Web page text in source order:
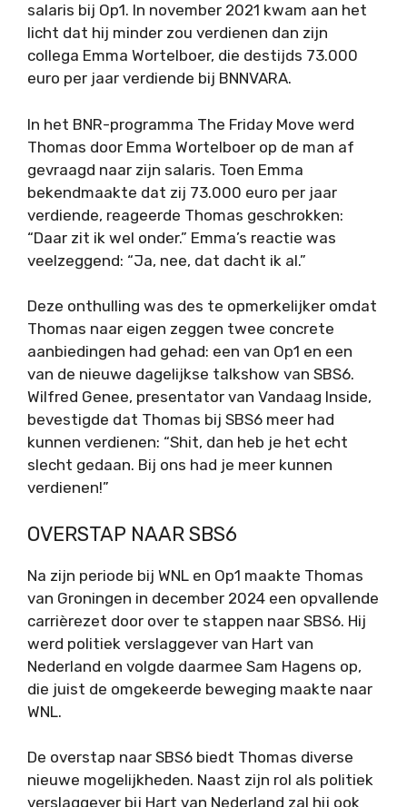
salaris bij Op1. In november 2021 kwam aan het
licht dat hij minder zou verdienen dan zijn
collega Emma Wortelboer, die destijds 73.000
euro per jaar verdiende bij BNNVARA.
In het BNR-programma The Friday Move werd
Thomas door Emma Wortelboer op de man af
gevraagd naar zijn salaris. Toen Emma
bekendmaakte dat zij 73.000 euro per jaar
verdiende, reageerde Thomas geschrokken:
“Daar zit ik wel onder.” Emma’s reactie was
veelzeggend: “Ja, nee, dat dacht ik al.”
Deze onthulling was des te opmerkelijker omdat
Thomas naar eigen zeggen twee concrete
aanbiedingen had gehad: een van Op1 en een
van de nieuwe dagelijkse talkshow van SBS6.
Wilfred Genee, presentator van Vandaag Inside,
bevestigde dat Thomas bij SBS6 meer had
kunnen verdienen: “Shit, dan heb je het echt
slecht gedaan. Bij ons had je meer kunnen
verdienen!”
OVERSTAP NAAR SBS6
Na zijn periode bij WNL en Op1 maakte Thomas
van Groningen in december 2024 een opvallende
carrièrezet door over te stappen naar SBS6. Hij
werd politiek verslaggever van Hart van
Nederland en volgde daarmee Sam Hagens op,
die juist de omgekeerde beweging maakte naar
WNL.
De overstap naar SBS6 biedt Thomas diverse
nieuwe mogelijkheden. Naast zijn rol als politiek
verslaggever bij Hart van Nederland zal hij ook